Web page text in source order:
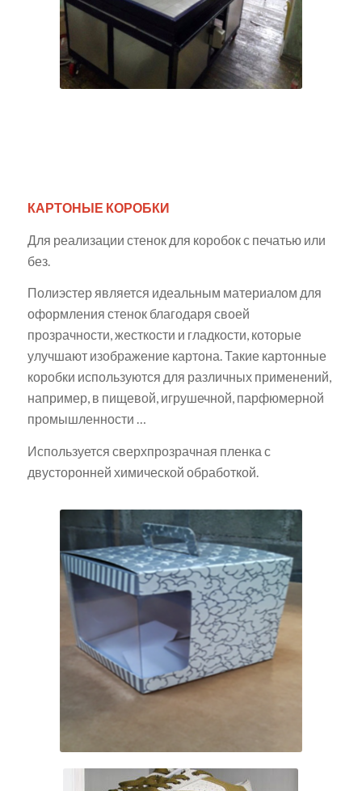
КАРТОНЫЕ КОРОБКИ
Для реализации стенок для коробок с печатью или
без.
Полиэстер является идеальным материалом для
оформления стенок благодаря своей
прозрачности, жесткости и гладкости, которые
улучшают изображение картона. Такие картонные
коробки используются для различных применений,
например, в пищевой, игрушечной, парфюмерной
промышленности …
Используется сверхпрозрачная пленка с
двусторонней химической обработкой.